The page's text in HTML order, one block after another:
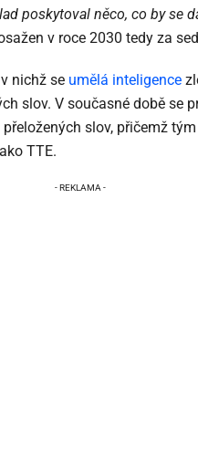
poskytoval něco, co by se
v roce 2030 tedy za
nichž se umělá inteligence
slov. V současné době se
slov, přičemž
TTE.